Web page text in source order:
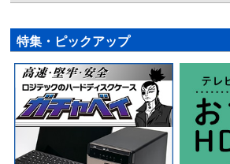
特集・ピックアップ